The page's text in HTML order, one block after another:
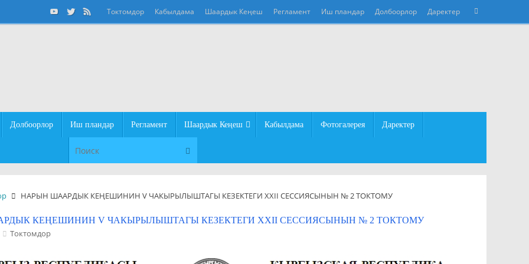
Токтомдор Кабылдама Шаардык Кеңеш Регламент Иш пландар Долбоорлор Даректер Поиск
Долбоорлор Иш пландар Регламент Шаардык Кеңеш Кабылдама Фотогалерея Даректер
Поиск
НАРЫН ШААРДЫК КЕҢЕШИНИН V ЧАКЫРЫЛЫШТАГЫ КЕЗЕКТЕГИ ХXII СЕССИЯСЫНЫН № 2 ТОКТОМУ
КЕҢЕШИНИН V ЧАКЫРЫЛЫШТАГЫ КЕЗЕКТЕГИ ХXII СЕССИЯСЫНЫН № 2 ТОКТОМУ
Токтомдор